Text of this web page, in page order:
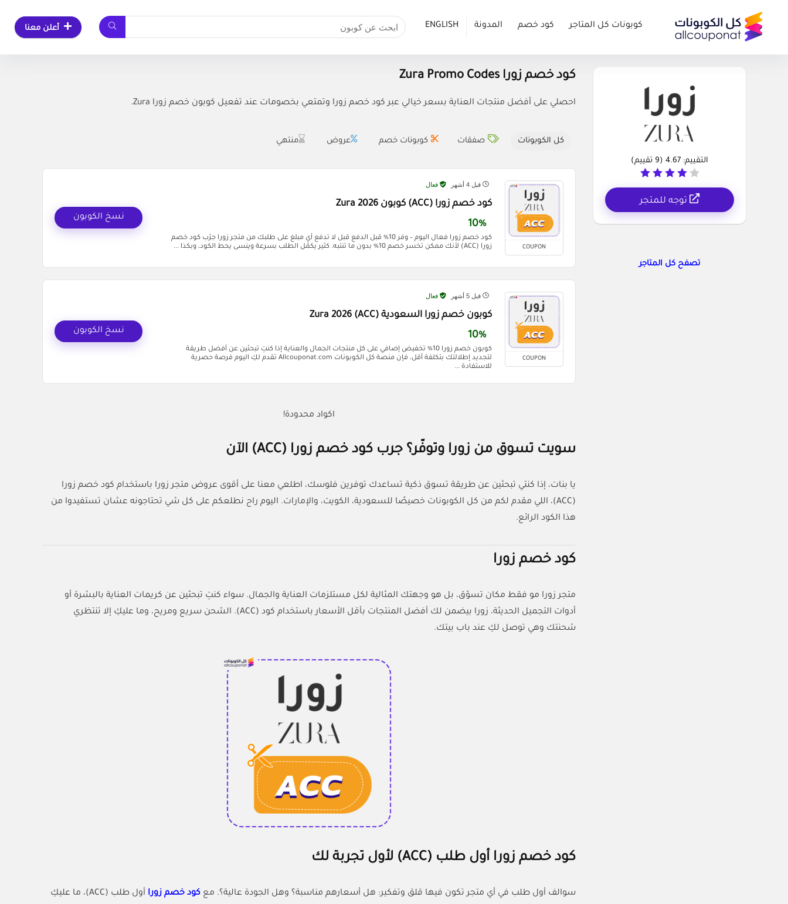
كوبونات كل المتاجر كود خصم المدونة ENGLISH أعلن معنا
كود خصم زورا Zura Promo Codes
احصلي على أفضل منتجات العناية بسعر خيالي عبر كود خصم زورا وتمتعي بخصومات عند تفعيل كوبون خصم زورا Zura.
التقييم: 4.67
(
9 تقييم)
توجه للمتجر
كل الكوبونات صفقات كوبونات خصم عروض منتهي
COUPON
قبل 4 أشهر فعال
كود خصم زورا (ACC) كوبون Zura 2026
10%
كود خصم زورا فعال اليوم – وفر 10% قبل الدفع قبل لا تدفع أي مبلغ على طلبك من متجر زورا جرّب كود خصم
زورا (ACC) لأنك ممكن تخسر خصم 10% بدون ما تنتبه. كثير يكمّل الطلب بسرعة وينسى يحط الكود، وبكذا ...
نسخ الكوبون
COUPON
قبل 5 أشهر فعال
كوبون خصم زورا السعودية (ACC) Zura 2026
10%
كوبون خصم زورا 10% تخفيض إضافي على كل منتجات الجمال والعناية إذا كنتِ تبحثين عن أفضل طريقة
لتجديد إطلالتك بتكلفة أقل، فإن منصة كل الكوبونات Allcouponat.com تقدم لكِ اليوم فرصة حصرية
للاستفادة ...
نسخ الكوبون
اكواد محدودة!
سويت تسوق من زورا وتوفّر؟ جرب كود خصم زورا (ACC) الآن
يا بنات، إذا كنتي تبحثين عن طريقة تسوق ذكية تساعدك توفرين فلوسك، اطلعي معنا على أقوى عروض متجر زورا باستخدام كود خصم زورا
(ACC)، اللي مقدم لكم من كل الكوبونات خصيصًا للسعودية، الكويت، والإمارات. اليوم راح نطلعكم على كل شي تحتاجونه عشان تستفيدوا من
هذا الكود الرائع.
كود خصم زورا
متجر زورا مو فقط مكان تسوّق، بل هو وجهتك المثالية لكل مستلزمات العناية والجمال. سواء كنتِ تبحثين عن كريمات العناية بالبشرة أو
أدوات التجميل الحديثة، زورا بيضمن لك أفضل المنتجات بأقل الأسعار باستخدام كود (ACC). الشحن سريع ومريح، وما عليكِ إلا تنتظري
شحنتك وهي توصل لكِ عند باب بيتك.
كود خصم زورا أول طلب (ACC) لأول تجربة لك
سوالف أول طلب في أي متجر تكون فيها قلق وتفكير: هل أسعارهم مناسبة؟ وهل الجودة عالية؟. مع كود خصم زورا
أول طلب (ACC)، ما عليكِ
تصفح كل المتاجر